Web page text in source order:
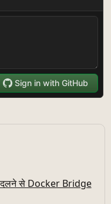
से Docker Bridge